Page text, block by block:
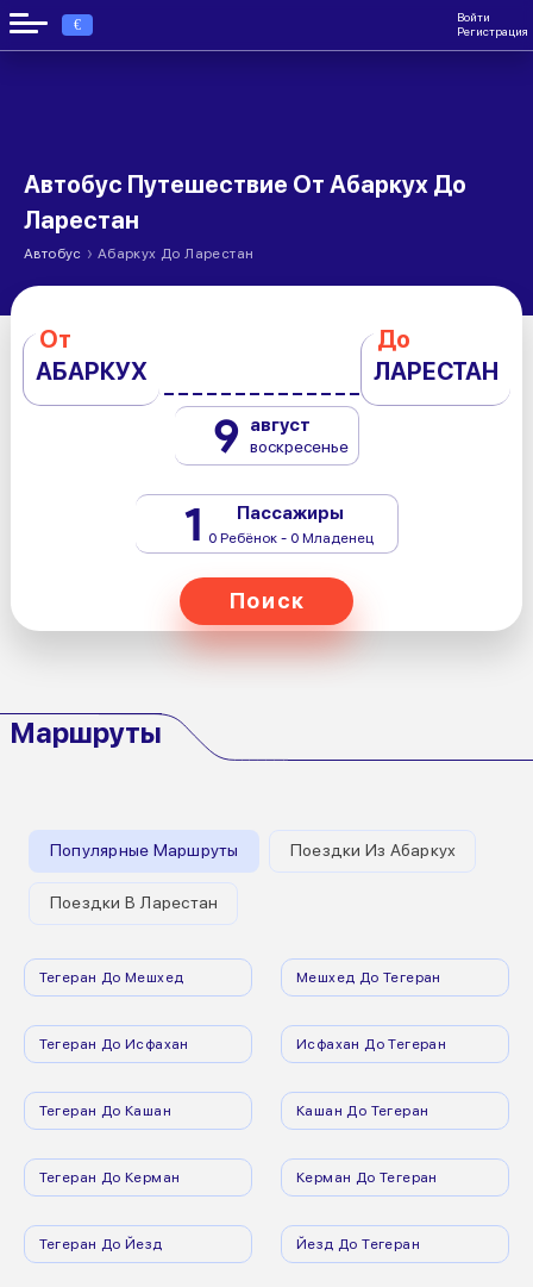
€
Войти
Регистрация
Автобус Путешествие От Абаркух До
Ларестан
Автобус › Абаркух До Ларестан
От
АБАРКУХ
До
ЛАРЕСТАН
9 август
воскресенье
1 Пассажиры
0 Ребёнок - 0 Младенец
Поиск
Маршруты
Популярные Маршруты Поездки Из Абаркух
Поездки В Ларестан
Тегеран До Мешхед Мешхед До Тегеран
Тегеран До Исфахан Исфахан До Тегеран
Тегеран До Кашан Кашан До Тегеран
Тегеран До Керман Керман До Тегеран
Тегеран До Йезд Йезд До Тегеран